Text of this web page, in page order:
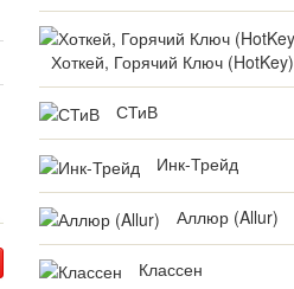
Хоткей, Горячий Ключ (HotKey)
СТиВ
Инк-Трейд
Аллюр (Allur)
Классен